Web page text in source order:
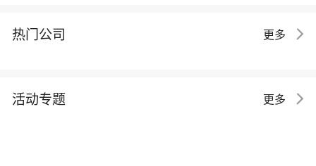
热门公司 更多
活动专题 更多